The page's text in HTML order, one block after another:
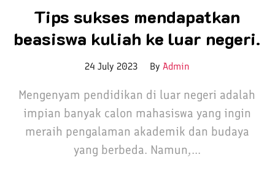
Tips sukses mendapatkan
beasiswa kuliah ke luar negeri.
24 July 2023 By Admin
Mengenyam pendidikan di luar negeri adalah
impian banyak calon mahasiswa yang ingin
meraih pengalaman akademik dan budaya
yang berbeda. Namun,...